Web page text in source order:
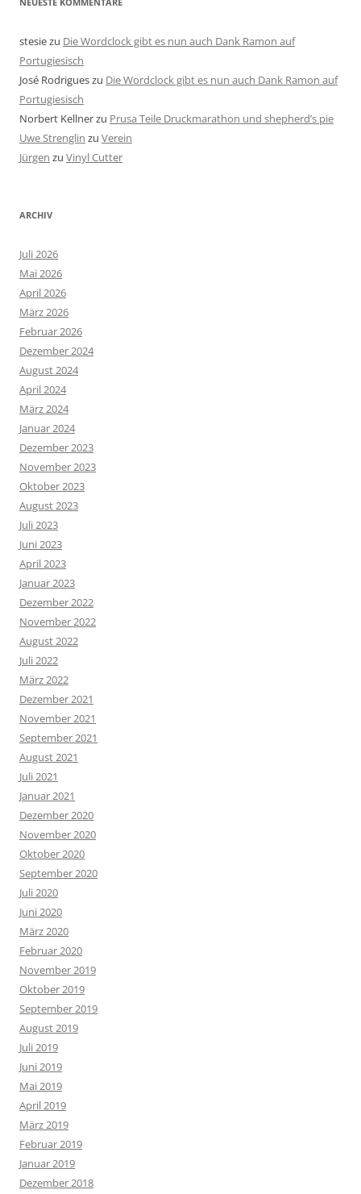
stesiezu Die Wordclock gibt es nun auch Dank Ramon auf
Portugiesisch
José Rodrigueszu Die Wordclock gibt es nun auch Dank Ramon auf
Portugiesisch
Norbert Kellnerzu Prusa Teile Druckmarathon und shepherd’s pie
Uwe Strenglin zu Verein
Jürgen zu Vinyl Cutter
ARCHIV
Juli 2026
Mai 2026
April 2026
März 2026
Februar 2026
Dezember 2024
August 2024
April 2024
März 2024
Januar 2024
Dezember 2023
November 2023
Oktober 2023
August 2023
Juli 2023
Juni 2023
April 2023
Januar 2023
Dezember 2022
November 2022
August 2022
Juli 2022
März 2022
Dezember 2021
November 2021
September 2021
August 2021
Juli 2021
Januar 2021
Dezember 2020
November 2020
Oktober 2020
September 2020
Juli 2020
Juni 2020
März 2020
Februar 2020
November 2019
Oktober 2019
September 2019
August 2019
Juli 2019
Juni 2019
Mai 2019
April 2019
März 2019
Februar 2019
Januar 2019
Dezember 2018